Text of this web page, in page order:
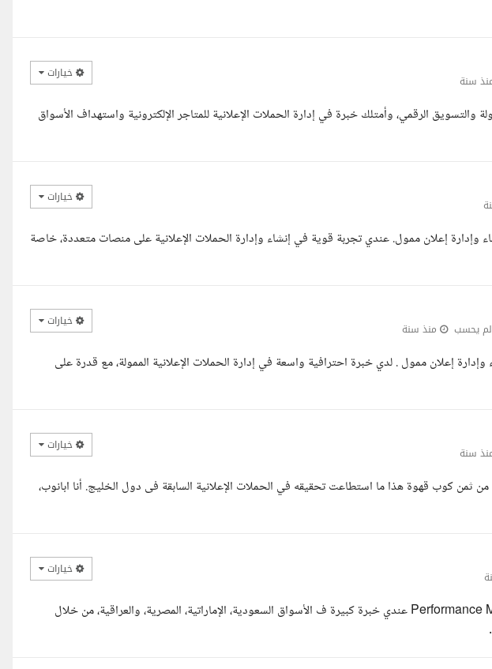
سنة خيارات
والتسويق الرقمي، وأمتلك خبرة في إدارة الحملات الإعلانية للمتاجر الإلكترونية واستهداف الأسواق
خيارات
وإدارة إعلان ممول. عندي تجربة قوية في إنشاء وإدارة الحملات الإعلانية على منصات متعددة، خاصة
لم يحسب منذ سنة خيارات
إعلان ممول . لدي خبرة احترافية واسعة في إدارة الحملات الإعلانية الممولة، مع قدرة على
سنة خيارات
ثمن كوب قهوة هذا ما استطاعت تحقيقه في الحملات الإعلانية السابقة فى دول الخليج. أنا ابانوب،
خيارات
اهلا بحضرتك انا علا جمال Performance Media Buyer عندي خبرة كبيرة ف الأسواق السعودية، الإماراتية، المصرية، والعراقية، من خلال